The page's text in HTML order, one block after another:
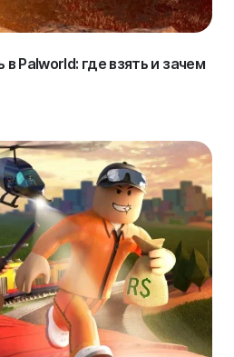
Palworld: где взять и зачем